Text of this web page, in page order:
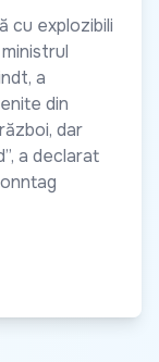
cu explozibili
a
din
dar
a declarat